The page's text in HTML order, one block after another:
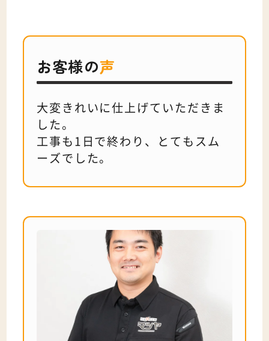
お客様の声
大変きれいに仕上げていただきま
した。
工事も1日で終わり、とてもスム
ーズでした。